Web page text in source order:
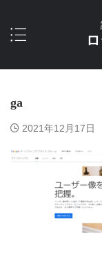
ga
2021年12月17日